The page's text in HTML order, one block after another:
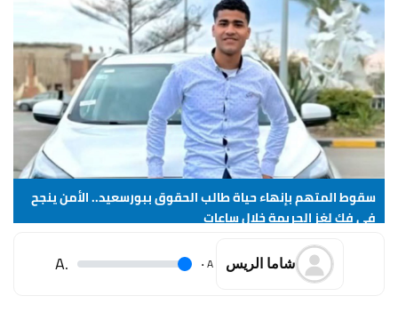
سقوط المتهم بإنهاء حياة طالب الحقوق ببورسعيد.. الأمن ينجح
في فك لغز الجريمة خلال ساعات
شاما الريس A
.
.A